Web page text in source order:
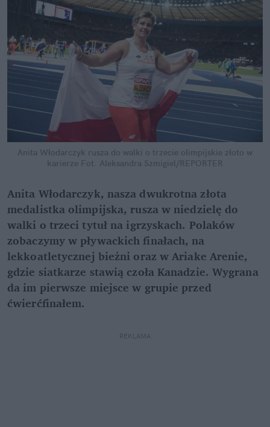
Anita Włodarczyk rusza do walki o trzecie olimpijskie złoto w
karierze Fot. Aleksandra Szmigiel/REPORTER
Anita Włodarczyk, nasza dwukrotna złota
medalistka olimpijska, rusza w niedzielę do
walki o trzeci tytuł na igrzyskach. Polaków
zobaczymy w pływackich finałach, na
lekkoatletycznej bieżni oraz w Ariake Arenie,
gdzie siatkarze stawią czoła Kanadzie. Wygrana
da im pierwsze miejsce w grupie przed
ćwierćfinałem.
REKLAMA